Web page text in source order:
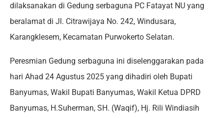
dilaksanakan di Gedung serbaguna PC Fatayat NU yang
beralamat di Jl. Citrawijaya No. 242, Windusara,
Karangklesem, Kecamatan Purwokerto Selatan.
Peresmian Gedung serbaguna ini diselenggarakan pada
hari Ahad 24 Agustus 2025 yang dihadiri oleh Bupati
Banyumas, Wakil Bupati Banyumas, Wakil Ketua DPRD
Banyumas, H.Suherman, SH. (Waqif), Hj. Rili Windiasih